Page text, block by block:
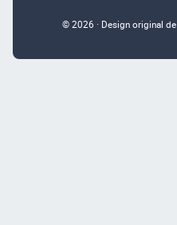
© 2026 · Design original de